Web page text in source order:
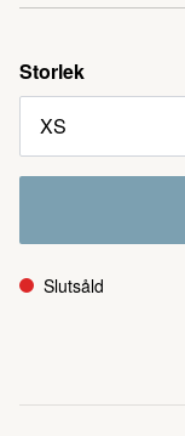
Storlek
Slutsåld